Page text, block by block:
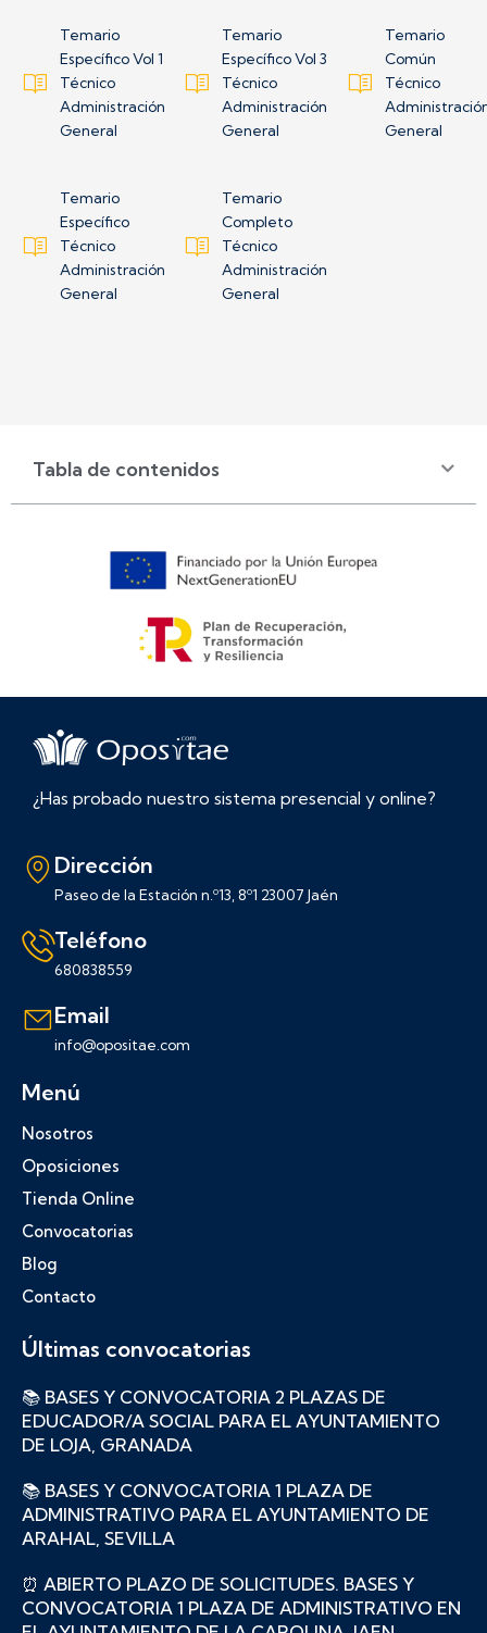
Temario
Específico Vol 1
Técnico
Administración
General
Temario
Específico Vol 3
Técnico
Administración
General
Temario
Común
Técnico
General
Temario
Específico
Técnico
Administración
General
Temario
Completo
Técnico
Administración
General
Tabla de contenidos
¿Has probado nuestro sistema presencial y online?
Dirección
Paseo de la Estación n.º13, 8º1 23007 Jaén
Teléfono
680838559
Email
info@opositae.com
Menú
Nosotros
Oposiciones
Tienda Online
Convocatorias
Blog
Contacto
Últimas convocatorias
📚 BASES Y CONVOCATORIA 2 PLAZAS DE
EDUCADOR/A SOCIAL PARA EL AYUNTAMIENTO
DE LOJA, GRANADA
📚 BASES Y CONVOCATORIA 1 PLAZA DE
ADMINISTRATIVO PARA EL AYUNTAMIENTO DE
ARAHAL, SEVILLA
⏰ ABIERTO PLAZO DE SOLICITUDES. BASES Y
CONVOCATORIA 1 PLAZA DE ADMINISTRATIVO EN